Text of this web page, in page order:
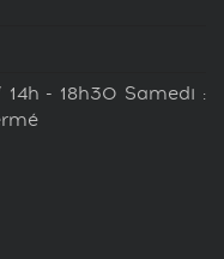
14h - 18h30 Samedi :